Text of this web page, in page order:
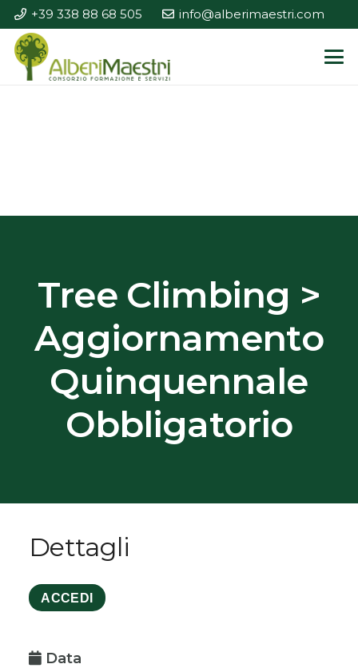
+39 338 88 68 505 info@alberimaestri.com
Tree Climbing >
Aggiornamento
Quinquennale
Obbligatorio
Dettagli
ACCEDI
Data